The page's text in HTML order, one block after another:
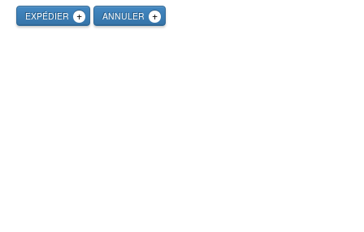
EXPÉDIER ANNULER